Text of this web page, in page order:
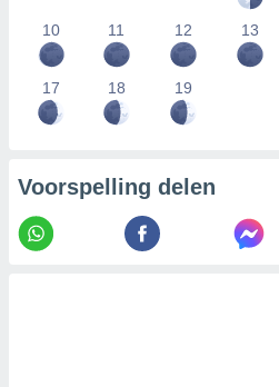
10 11 12 13
17 18 19
Voorspelling delen